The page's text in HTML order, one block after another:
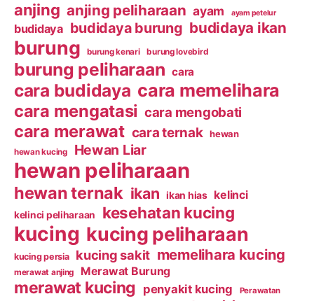
anjing anjing peliharaan ayam ayam petelur
budidaya budidaya burung budidaya ikan
burung burung kenari burung lovebird
burung peliharaan cara
cara budidaya cara memelihara
cara mengatasi cara mengobati
cara merawat cara ternak hewan
hewan kucing Hewan Liar
hewan peliharaan
hewan ternak ikan ikan hias kelinci
kelinci peliharaan kesehatan kucing
kucing kucing peliharaan
kucing persia kucing sakit memelihara kucing
merawat anjing Merawat Burung
merawat kucing penyakit kucing Perawatan